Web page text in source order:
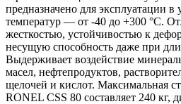
предназначено для эксплуатации в
температур — от -40 до +300 °С.
жесткостью, устойчивостью к
несущую способность даже при
Выдерживает воздействие
масел, нефтепродуктов,
щелочей и кислот. Максимальная
RONEL CSS 80 составляет 240 кг,